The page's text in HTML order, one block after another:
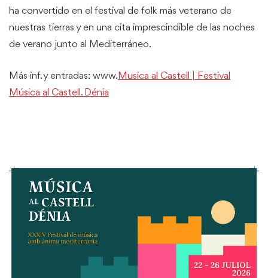
ha convertido en el festival de folk más veterano de
nuestras tierras y en una cita imprescindible de las noches
de verano junto al Mediterráneo.
Más inf. y entradas: www. Musica al Castell | Festival
Música al Castell. Dénia